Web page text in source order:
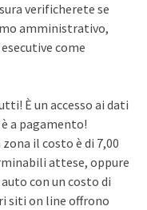
verificherete se
amministrativo,
come
È un accesso ai dati
a pagamento!
il costo è di 7,00
attese, oppure
con un costo di
siti on line offrono